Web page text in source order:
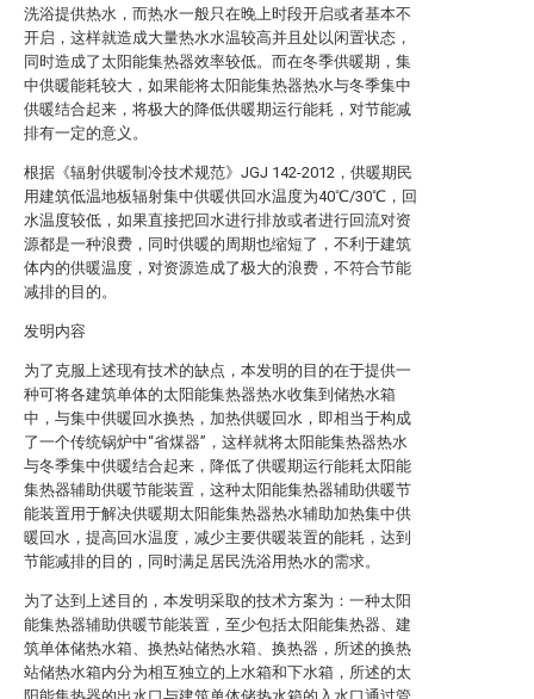
洗浴提供热水，而热水一般只在晚上时段开启或者基本不
开启，这样就造成大量热水水温较高并且处以闲置状态，
同时造成了太阳能集热器效率较低。而在冬季供暖期，集
中供暖能耗较大，如果能将太阳能集热器热水与冬季集中
供暖结合起来，将极大的降低供暖期运行能耗，对节能减
排有一定的意义。
根据《辐射供暖制冷技术规范》JGJ 142-2012，供暖期民
用建筑低温地板辐射集中供暖供回水温度为40℃/30℃，回
水温度较低，如果直接把回水进行排放或者进行回流对资
源都是一种浪费，同时供暖的周期也缩短了，不利于建筑
体内的供暖温度，对资源造成了极大的浪费，不符合节能
减排的目的。
发明内容
为了克服上述现有技术的缺点，本发明的目的在于提供一
种可将各建筑单体的太阳能集热器热水收集到储热水箱
中，与集中供暖回水换热，加热供暖回水，即相当于构成
了一个传统锅炉中“省煤器”，这样就将太阳能集热器热水
与冬季集中供暖结合起来，降低了供暖期运行能耗太阳能
集热器辅助供暖节能装置，这种太阳能集热器辅助供暖节
能装置用于解决供暖期太阳能集热器热水辅助加热集中供
暖回水，提高回水温度，减少主要供暖装置的能耗，达到
节能减排的目的，同时满足居民洗浴用热水的需求。
为了达到上述目的，本发明采取的技术方案为：一种太阳
能集热器辅助供暖节能装置，至少包括太阳能集热器、建
筑单体储热水箱、换热站储热水箱、换热器，所述的换热
站储热水箱内分为相互独立的上水箱和下水箱，所述的太